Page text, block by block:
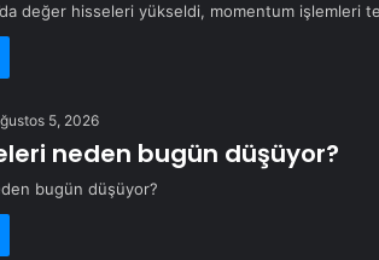
değer hisseleri yükseldi, momentum işlemleri
5, 2026
neden bugün düşüyor?
bugün düşüyor?